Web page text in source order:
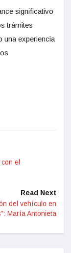
significativo
trámites
una experiencia
el
Read Next
del vehículo en
María Antonieta